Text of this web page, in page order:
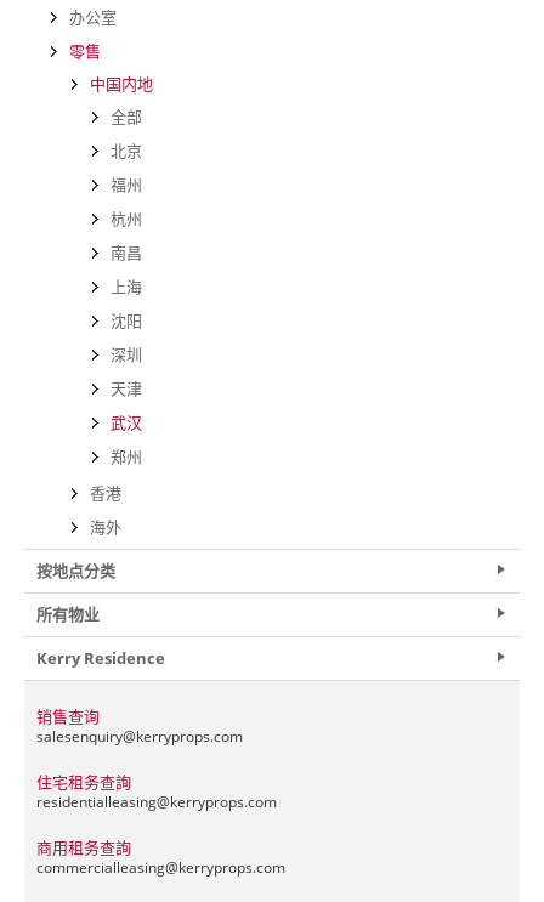
办公室
零售
中国内地
全部
北京
福州
杭州
南昌
上海
沈阳
深圳
天津
武汉
郑州
香港
海外
按地点分类
所有物业
Kerry Residence
销售查询
salesenquiry@kerryprops.com
住宅租务查詢
residentialleasing@kerryprops.com
商用租务查詢
commercialleasing@kerryprops.com